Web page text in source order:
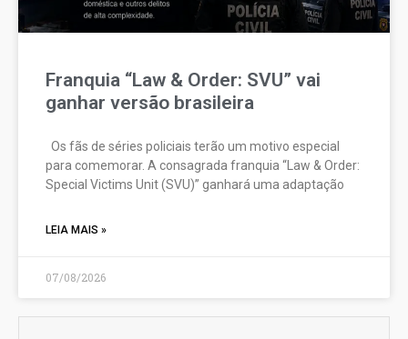
Franquia “Law & Order: SVU” vai
ganhar versão brasileira
Os fãs de séries policiais terão um motivo especial
para comemorar. A consagrada franquia “Law & Order:
Special Victims Unit (SVU)” ganhará uma adaptação
LEIA MAIS »
07/08/2026